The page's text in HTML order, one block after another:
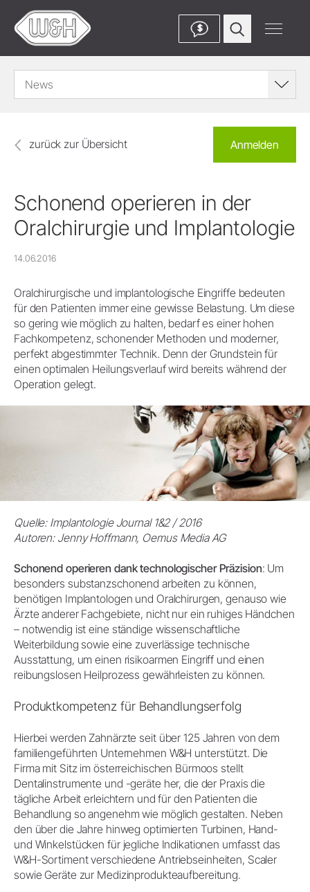
$
News
zurück zur Übersicht Anmelden
Schonend operieren in der
Oralchirurgie und Implantologie
14.06.2016
Oralchirurgische und implantologische Eingriffe bedeuten
für den Patienten immer eine gewisse Belastung. Um diese
so gering wie möglich zu halten, bedarf es einer hohen
Fachkompetenz, schonender Methoden und moderner,
perfekt abgestimmter Technik. Denn der Grundstein für
einen optimalen Heilungsverlauf wird bereits während der
Operation gelegt.
Quelle: Implantologie Journal 1&2 / 2016
Autoren: Jenny Hoffmann, Oemus Media AG
Schonend operieren dank technologischer Präzision: Um
besonders substanzschonend arbeiten zu können,
benötigen Implantologen und Oralchirurgen, genauso wie
Ärzte anderer Fachgebiete, nicht nur ein ruhiges Händchen
– notwendig ist eine ständige wissenschaftliche
Weiterbildung sowie eine zuverlässige technische
Ausstattung, um einen risikoarmen Eingriff und einen
reibungslosen Heilprozess gewährleisten zu können.
Produktkompetenz für Behandlungserfolg
Hierbei werden Zahnärzte seit über 125 Jahren von dem
familiengeführten Unternehmen W&H unterstützt. Die
Firma mit Sitz im österreichischen Bürmoos stellt
Dentalinstrumente und -geräte her, die der Praxis die
tägliche Arbeit erleichtern und für den Patienten die
Behandlung so angenehm wie möglich gestalten. Neben
den über die Jahre hinweg optimierten Turbinen, Hand-
und Winkelstücken für jegliche Indikationen umfasst das
W&H-Sortiment verschiedene Antriebseinheiten, Scaler
sowie Geräte zur Medizinprodukteaufbereitung.